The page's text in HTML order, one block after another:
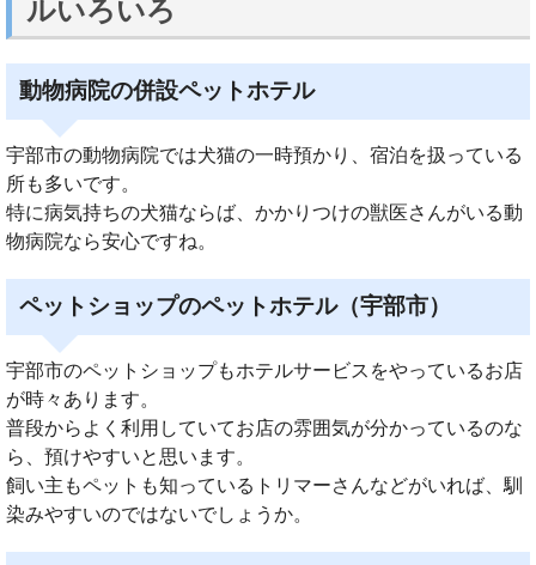
ルいろいろ
動物病院の併設ペットホテル
宇部市の動物病院では犬猫の一時預かり、宿泊を扱っている
所も多いです。
特に病気持ちの犬猫ならば、かかりつけの獣医さんがいる動
物病院なら安心ですね。
ペットショップのペットホテル（宇部市）
宇部市のペットショップもホテルサービスをやっているお店
が時々あります。
普段からよく利用していてお店の雰囲気が分かっているのな
ら、預けやすいと思います。
飼い主もペットも知っているトリマーさんなどがいれば、馴
染みやすいのではないでしょうか。